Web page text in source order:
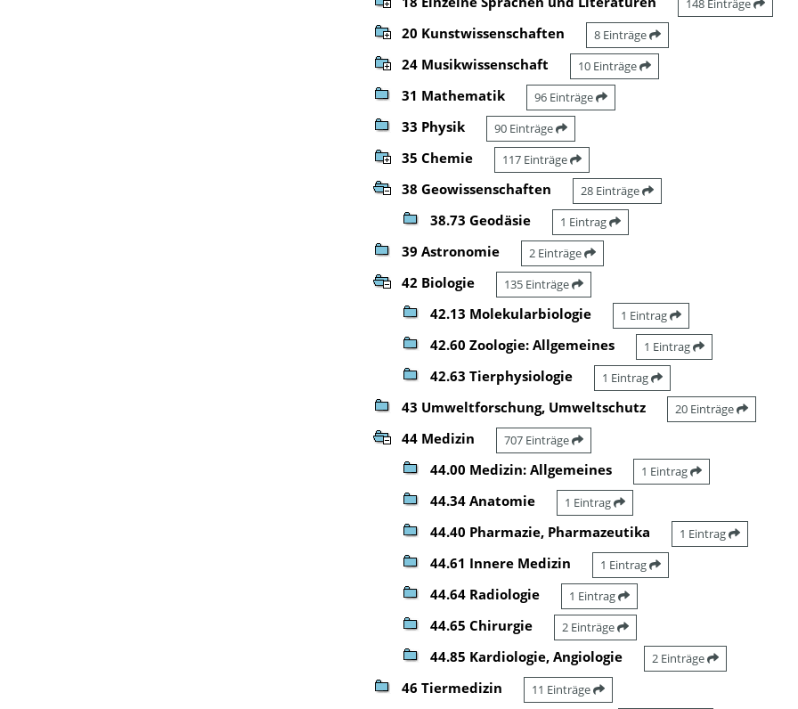
148 Einträge
20 Kunstwissenschaften 8 Einträge
24 Musikwissenschaft 10 Einträge
31 Mathematik 96 Einträge
33 Physik 90 Einträge
35 Chemie 117 Einträge
38 Geowissenschaften 28 Einträge
38.73 Geodäsie 1 Eintrag
39 Astronomie 2 Einträge
42 Biologie 135 Einträge
42.13 Molekularbiologie 1 Eintrag
42.60 Zoologie: Allgemeines 1 Eintrag
42.63 Tierphysiologie 1 Eintrag
43 Umweltforschung, Umweltschutz 20 Einträge
44 Medizin 707 Einträge
44.00 Medizin: Allgemeines 1 Eintrag
44.34 Anatomie 1 Eintrag
44.40 Pharmazie, Pharmazeutika 1 Eintrag
44.61 Innere Medizin 1 Eintrag
44.64 Radiologie 1 Eintrag
44.65 Chirurgie 2 Einträge
44.85 Kardiologie, Angiologie 2 Einträge
46 Tiermedizin 11 Einträge